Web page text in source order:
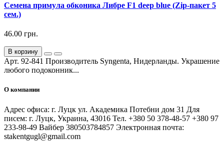
Семена примула обконика Либре F1 deep blue (Zip-пакет 5
сем.)
46.00 грн.
В корзину
Арт. 92-841 Производитель Syngenta, Нидерланды. Украшение
любого подоконник...
О компании
Адрес офиса: г. Луцк ул. Академика Потебни дом 31 Для
писем: г. Луцк, Украина, 43016 Тел. +380 50 378-48-57 +380 97
233-98-49 Вайбер 380503784857 Электронная почта:
stakentgugl@gmail.com